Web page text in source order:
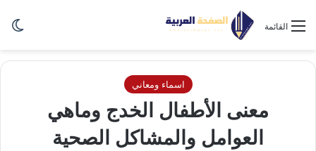
القائمة
اسماء ومعاني
معنى الأطفال الخدج وماهي
العوامل والمشاكل الصحية